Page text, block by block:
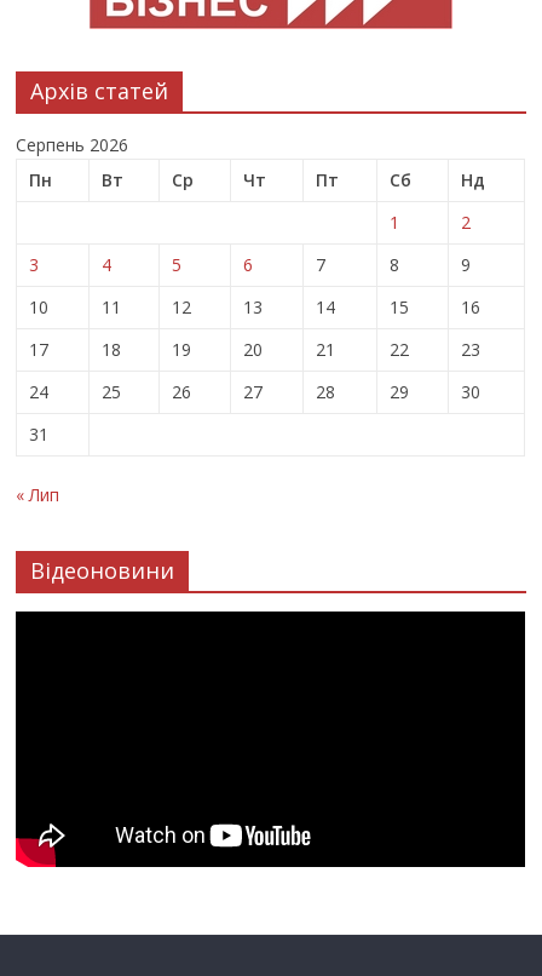
Архів статей
Серпень 2026
Пн
Вт Ср Чт Пт Сб
Нд
1
2
3
4 5 6 7 8
9
10
11 12 13 14 15
16
17
18 19 20 21 22
23
24
25 26 27 28 29
30
31
« Лип
Відеоновини